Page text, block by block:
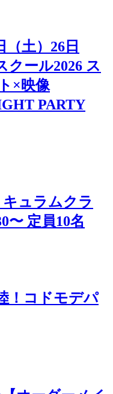
土）26日
クール2026 ス
×映像
PARTY
ュラムクラ
〜 定員10名
！コドモデパ